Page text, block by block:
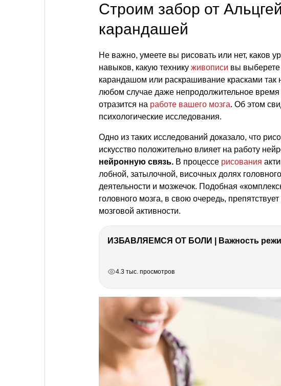
Строим забор от
карандашей
Не важно, умеете вы рисовать или нет, каков
навыков, какую технику живописи вы выберете
карандашом или раскрашивание красками
любом случае даже непродолжительное время
отразится на работе вашего мозга. Об этом
психологические исследования.
Одно из таких исследований доказало, что
искусство положительно влияет на работу
нейронную связь. В процессе рисования
лобной, затылочной, височных долях
деятельности и мозжечок. Подобная
головного мозга, в свою очередь,
мозговой активности.
ИЗБАВЛЯЕМСЯ ОТ БОЛИ | Важность
4.3 тыс. просмотров